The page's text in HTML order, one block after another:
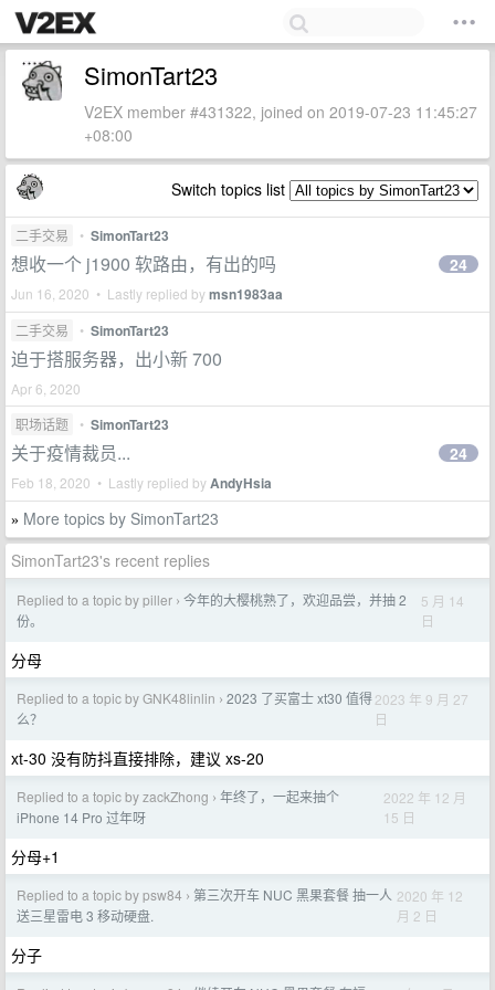
SimonTart23
V2EX member #431322, joined on 2019-07-23 11:45:27
+08:00
Switch topics list
二手交易 • SimonTart23
想收一个 j1900 软路由，有出的吗
Jun 16, 2020 • Lastly replied bymsn1983aa
24
二手交易 • SimonTart23
迫于搭服务器，出小新 700
Apr 6, 2020
职场话题
• SimonTart23
关于疫情裁员...
Feb 18, 2020 • Lastly replied byAndyHsia
24
» More topics by SimonTart23
SimonTart23's recent replies
Replied to a topic by piller › 今年的大樱桃熟了，欢迎品尝，并抽 2
份。
5 月 14
日
分母
Replied to a topic by GNK48linlin › 2023 了买富士 xt30 值得
么？
2023 年 9 月 27
日
xt-30 没有防抖直接排除，建议 xs-20
Replied to a topic by zackZhong › 年终了，一起来抽个
iPhone 14 Pro 过年呀
2022 年 12 月
15 日
分母+1
Replied to a topic by psw84 › 第三次开车 NUC 黑果套餐 抽一人
送三星雷电 3 移动硬盘.
2020 年 12
月 2 日
分子